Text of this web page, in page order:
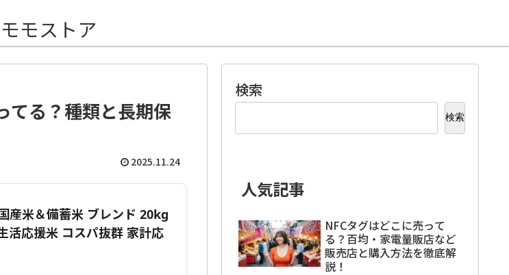
モモストア
てる？種類と長期保
2025.11.24
産米＆備蓄米 ブレンド 20kg
活応援米 コスパ抜群 家計応
検索
検索
人気記事
NFCタグはどこに売って
る？百均・家電量販店など
販売店と購入方法を徹底解
説！